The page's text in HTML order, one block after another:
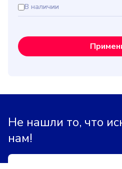
В наличии
Не нашли то, что
нам!